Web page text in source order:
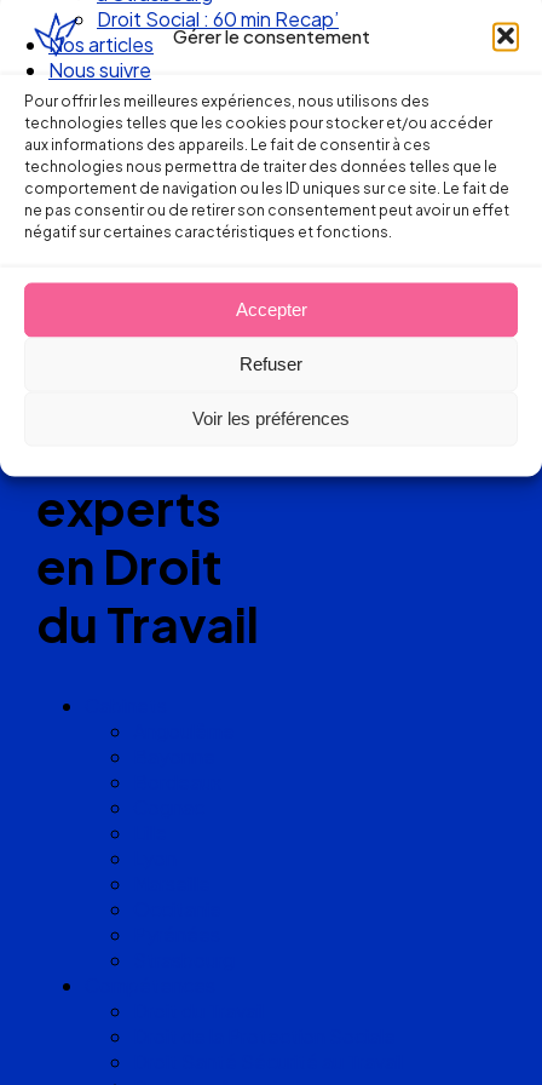
Gérer le consentement
Pour offrir les meilleures expériences, nous utilisons des
technologies telles que les cookies pour stocker et/ou accéder
aux informations des appareils. Le fait de consentir à ces
technologies nous permettra de traiter des données telles que le
comportement de navigation ou les ID uniques sur ce site. Le fait de
ne pas consentir ou de retirer son consentement peut avoir un effet
négatif sur certaines caractéristiques et fonctions.
Accepter
Refuser
Voir les préférences
Droit Social : 60 min Recap’
Nos articles
Nous suivre
Ellipse Avocats
Réseau
de cabinets
d’avocats
experts
en Droit
du Travail